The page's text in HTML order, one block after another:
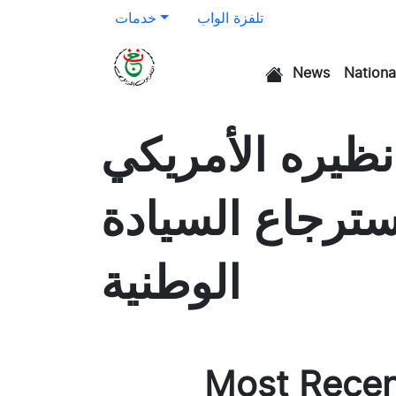
خدمات تلفزة الواب
News
الأمريكي
السيادة
الوطنية
Most